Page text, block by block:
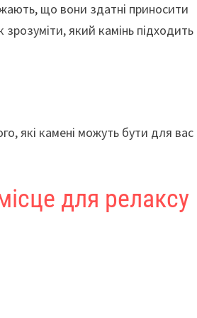
що вони здатні приносити
зрозуміти, який камінь підходить
які камені можуть бути для вас
для релаксу